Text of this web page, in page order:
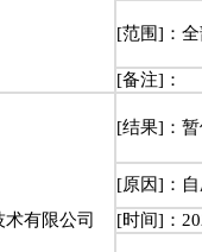
[范围]：
[备注]：
有限公司
[结果]：
[原因]：
[时间]：